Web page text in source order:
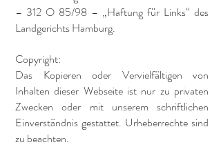
– 312 O 85/98 – „Haftung für Links“ des
Landgerichts Hamburg.
Copyright:
Das Kopieren oder Vervielfältigen von
Inhalten dieser Webseite ist nur zu privaten
Zwecken oder mit unserem schriftlichen
Einverständnis gestattet. Urheberrechte sind
zu beachten.